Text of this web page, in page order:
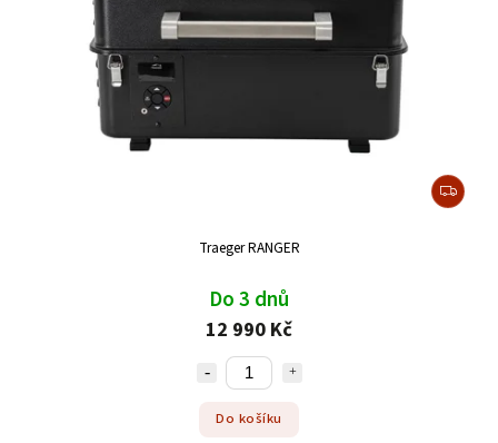
Traeger RANGER
Do 3 dnů
12 990 Kč
Do košíku